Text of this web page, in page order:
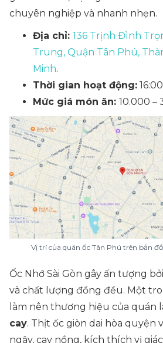
chuyên nghiệp và nhanh nhẹn.
Địa chỉ: 136 Trịnh Đình
Trung, Quận Tân Phú,
Minh.
Thời gian hoạt động:
Mức giá món ăn: 10.000 –
Vị trí của quán ốc Tân Phú trên bản
Ốc Nhớ Sài Gòn gây ấn tượng
và chất lượng đồng đều. Một
làm nên thương hiệu của quán
cay. Thịt ốc giòn dai hòa quyện
ngậy, cay nồng, kích thích vị